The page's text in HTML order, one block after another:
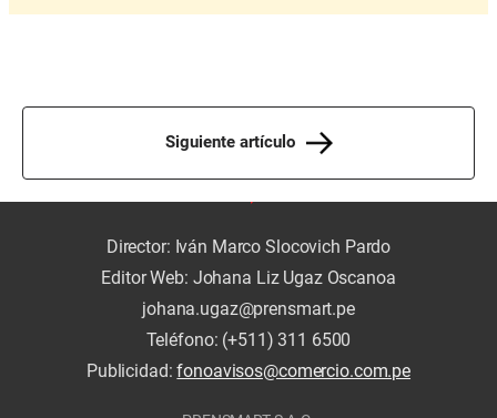
Siguiente artículo
Director: Iván Marco Slocovich Pardo
Editor Web: Johana Liz Ugaz Oscanoa
johana.ugaz@prensmart.pe
Teléfono: (+511) 311 6500
Publicidad:fonoavisos@comercio.com.pe